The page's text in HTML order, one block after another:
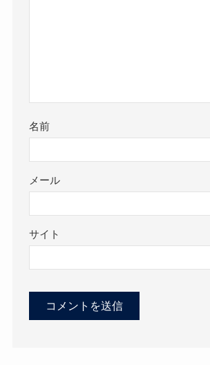
名前
メール
サイト